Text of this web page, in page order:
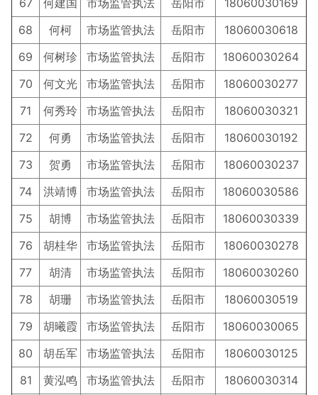
67
何建国 市场监管执法 岳阳市
18060030169
68
何柯 市场监管执法 岳阳市
18060030618
69
何树珍 市场监管执法 岳阳市
18060030264
70
何文光 市场监管执法 岳阳市
18060030277
71
何秀玲 市场监管执法 岳阳市
18060030321
72
何勇 市场监管执法 岳阳市
18060030192
73
贺勇 市场监管执法 岳阳市
18060030237
74
洪靖博 市场监管执法 岳阳市
18060030586
75
胡博 市场监管执法 岳阳市
18060030339
76
胡桂华 市场监管执法 岳阳市
18060030278
77
胡清 市场监管执法 岳阳市
18060030260
78
胡珊 市场监管执法 岳阳市
18060030519
79
胡曦霞 市场监管执法 岳阳市
18060030065
80
胡岳军 市场监管执法 岳阳市
18060030125
81
黄泓鸣 市场监管执法 岳阳市 18060030314